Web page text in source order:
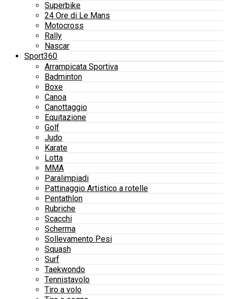
Superbike
24 Ore di Le Mans
Motocross
Rally
Nascar
Sport360
Arrampicata Sportiva
Badminton
Boxe
Canoa
Canottaggio
Equitazione
Golf
Judo
Karate
Lotta
MMA
Paralimpiadi
Pattinaggio Artistico a rotelle
Pentathlon
Rubriche
Scacchi
Scherma
Sollevamento Pesi
Squash
Surf
Taekwondo
Tennistavolo
Tiro a volo